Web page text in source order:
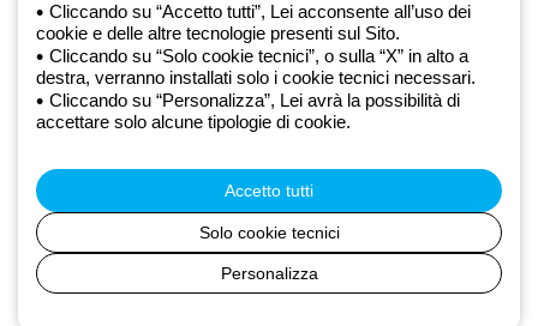
Privacy Policy
Cookie policy
Condizioni di vendita
Tutte le policy
Accessibilità
direzione e coordinamento di Gewiss S.p.A. - R.I. Bologna e C.F.
03829720378 - P.IVA (IT) 00666341201 - REA BO-319364 - Cap.
Soc. 10.000.000 EUR i.v.
Cliccando su “Accetto tutti”, Lei acconsente all’uso dei
cookie e delle altre tecnologie presenti sul Sito.
Cliccando su “Solo cookie tecnici”, o sulla “X” in alto a
destra, verranno installati solo i cookie tecnici necessari.
Cliccando su “Personalizza”, Lei avrà la possibilità di
accettare solo alcune tipologie di cookie.
Accetto tutti
Solo cookie tecnici
Personalizza